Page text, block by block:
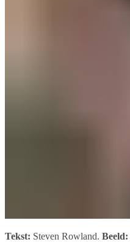
Tekst: Steven Rowland. Beeld: